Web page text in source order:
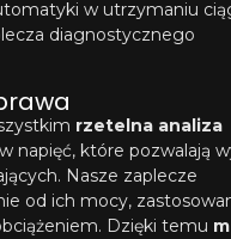
w utrzymaniu
diagnostycznego
rzetelna analiza
napięć, które pozwalają
Nasze zaplecze
od ich mocy,
Dzięki temu